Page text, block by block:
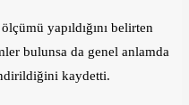
yapıldığını belirten
bulunsa da genel anlamda
kaydetti.